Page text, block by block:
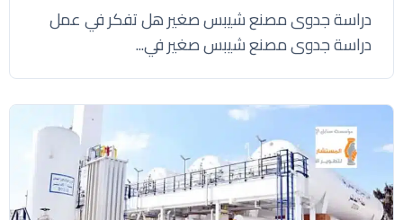
دراسة جدوى مصنع شيبس صغير هل تفكر في عمل
دراسة جدوى مصنع شيبس صغير في...